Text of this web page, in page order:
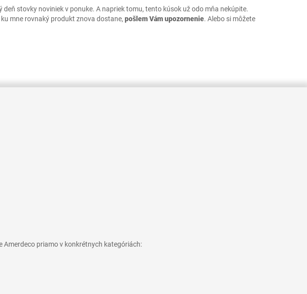
stovky noviniek v ponuke. A napriek tomu, tento kúsok už odo mňa nekúpite.
mne rovnaký produkt znova dostane, pošlem Vám upozornenie. Alebo si môžete
Amerdeco priamo v konkrétnych kategóriách: